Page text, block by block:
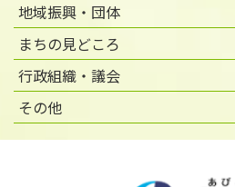
地域振興・団体
まちの見どころ
行政組織・議会
その他